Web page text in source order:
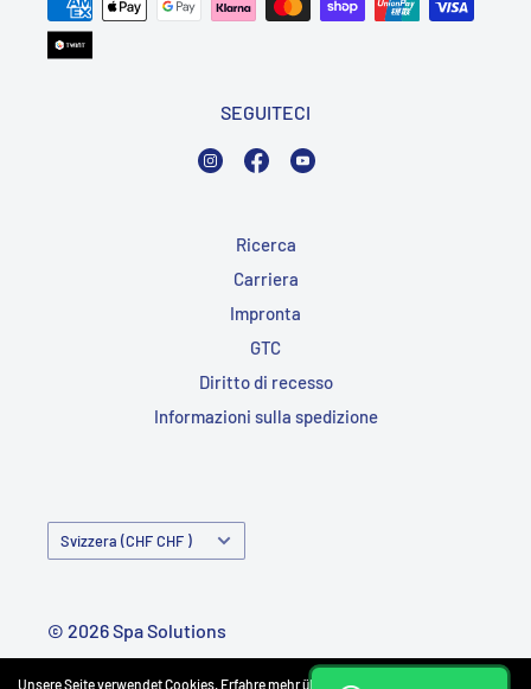
Unsere Seite verwendet Cookies. Erfahre mehr über unsere
SEGUITECI
InstagramFacebook
Ricerca
Carriera
Impronta
GTC
Diritto di recesso
Informazioni sulla spedizione
Paese/Regione Svizzera (CHF CHF )
© 2026 Spa Solutions
Alimentato da Shopify